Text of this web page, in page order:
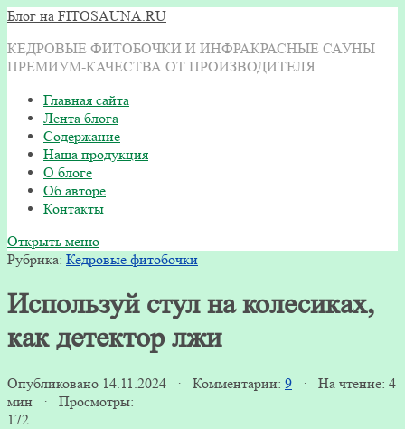
Блог на FITOSAUNA.RU
КЕДРОВЫЕ ФИТОБОЧКИ И ИНФРАКРАСНЫЕ САУНЫ
ПРЕМИУМ-КАЧЕСТВА ОТ ПРОИЗВОДИТЕЛЯ
Главная сайта
Лента блога
Содержание
Наша продукция
О блоге
Об авторе
Контакты
Открыть меню
Рубрика: Кедровые фитобочки
Используй стул на колесиках,
как детектор лжи
Опубликовано 14.11.2024 · Комментарии: 9 · На чтение: 4
мин · Просмотры:
172